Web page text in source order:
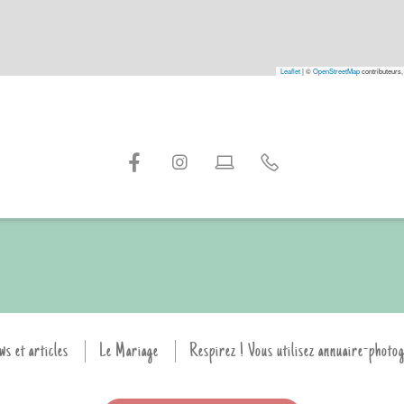
Leaflet|©OpenStreetMap
et articles Le Mariage Respirez ! Vous utilisez annuaire-